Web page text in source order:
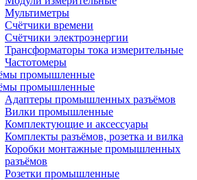
Мультиметры
Счётчики времени
Счётчики электроэнергии
Трансформаторы тока измерительные
Частотомеры
промышленные
промышленные
Адаптеры промышленных разъёмов
Вилки промышленные
Комплектующие и аксессуары
Комплекты разъёмов, розетка и вилка
Коробки монтажные промышленных
разъёмов
Розетки промышленные